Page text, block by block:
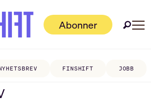
Abonner
FINSHIFT JOBB